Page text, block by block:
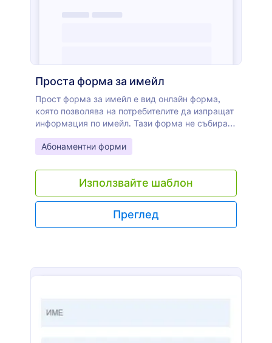
Проста форма за имейл
Прост форма за имейл е вид онлайн форма,
която позволява на потребителите да изпращат
информация по имейл. Тази форма не събира
никакъв тип информация, освен имейл адрес.
Тя е идеална за събиране на информация,
хора, които се интересуват от получаване на
имейли за ново съдържание в сайта.
Периодично формата за имейл може да
изпраща имейл, който ви уведомява колко
нови потенциални клиенти имате. Това е
форми за имейл? Добавете вашето лого,
стил. Ако искате формата да събира повече
Go to Category:
Абонаментни форми
Използвайте шаблон
Преглед